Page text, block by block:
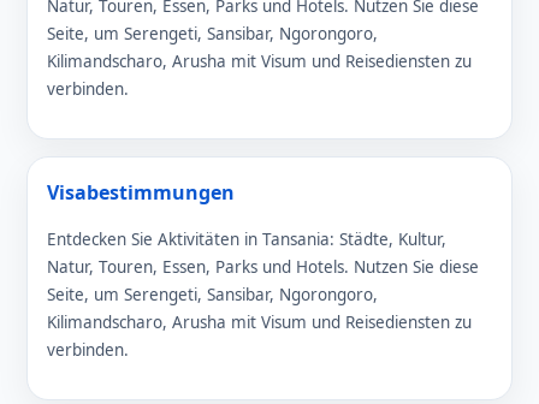
Natur, Touren, Essen, Parks und Hotels. Nutzen Sie diese
Seite, um Serengeti, Sansibar, Ngorongoro,
Kilimandscharo, Arusha mit Visum und Reisediensten zu
verbinden.
Visabestimmungen
Entdecken Sie Aktivitäten in Tansania: Städte, Kultur,
Natur, Touren, Essen, Parks und Hotels. Nutzen Sie diese
Seite, um Serengeti, Sansibar, Ngorongoro,
Kilimandscharo, Arusha mit Visum und Reisediensten zu
verbinden.